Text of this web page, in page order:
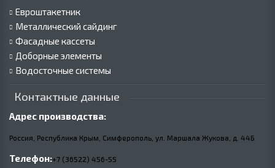
Евроштакетник
Металлический сайдинг
Фасадные кассеты
Доборные элементы
Водосточные системы
Контактные данные
Адрес производства:
Россия, Республика Крым, Симферополь, ул. Маршала Жукова, д. 44Б
Телефон:+7 (36522) 456-55